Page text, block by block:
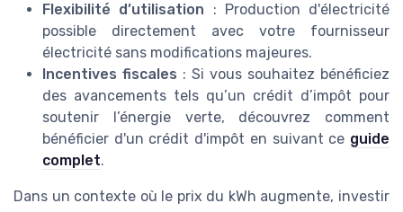
Flexibilité d’utilisation : Production d'électricité
possible directement avec votre fournisseur
électricité sans modifications majeures.
Incentives fiscales : Si vous souhaitez bénéficiez
des avancements tels qu’un crédit d’impôt pour
soutenir l’énergie verte, découvrez comment
bénéficier d'un crédit d'impôt en suivant ce guide
complet.
Dans un contexte où le prix du kWh augmente, investir